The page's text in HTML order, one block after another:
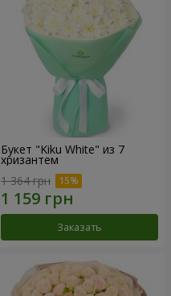
Букет "Kiku White" из 7
хризантем
1 364 грн
Заказать